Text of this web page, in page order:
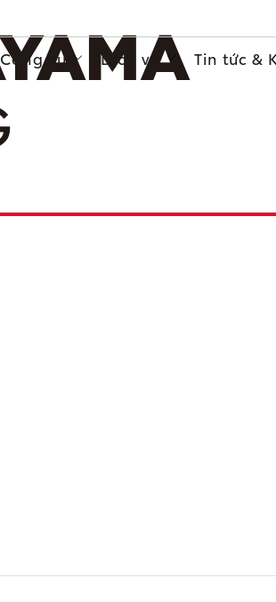
Công cụ Dịch vụ Tin tức &